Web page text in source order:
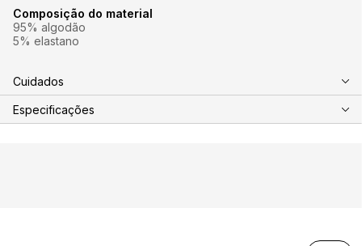
Composição do material
95% algodão
5% elastano
Cuidados
Especificações